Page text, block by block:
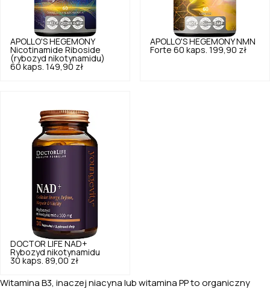
APOLLO'S HEGEMONY
Nicotinamide Riboside
(rybozyd nikotynamidu)
60 kaps. 149,90 zł
APOLLO'S HEGEMONY NMN
Forte 60 kaps. 199,90 zł
DOCTOR LIFE NAD+
Rybozyd nikotynamidu
30 kaps. 89,00 zł
Witamina B3, inaczej niacyna lub witamina PP to organiczny